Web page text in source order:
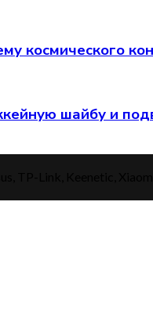
космического
шайбу и